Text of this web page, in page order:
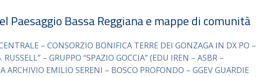
Paesaggio Bassa Reggiana e mappe di comunità
– CONSORZIO BONIFICA TERRE DEI GONZAGA IN DX PO –
– GRUPPO “SPAZIO GOCCIA” (EDU IREN – ASBR –
ARCHIVIO EMILIO SERENI – BOSCO PROFONDO – GGEV GUARDIE